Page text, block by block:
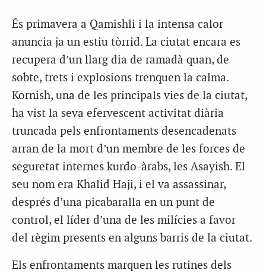
És primavera a Qamishli i la intensa calor
anuncia ja un estiu tòrrid. La ciutat encara es
recupera d’un llarg dia de ramadà quan, de
sobte, trets i explosions trenquen la calma.
Kornish, una de les principals vies de la ciutat,
ha vist la seva efervescent activitat diària
truncada pels enfrontaments desencadenats
arran de la mort d’un membre de les forces de
seguretat internes kurdo-àrabs, les Asayish. El
seu nom era Khalid Haji, i el va assassinar,
després d’una picabaralla en un punt de
control, el líder d’una de les milícies a favor
del règim presents en alguns barris de la ciutat.
Els enfrontaments marquen les rutines dels